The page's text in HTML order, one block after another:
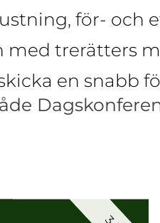
för- och
med trerätters
en snabb